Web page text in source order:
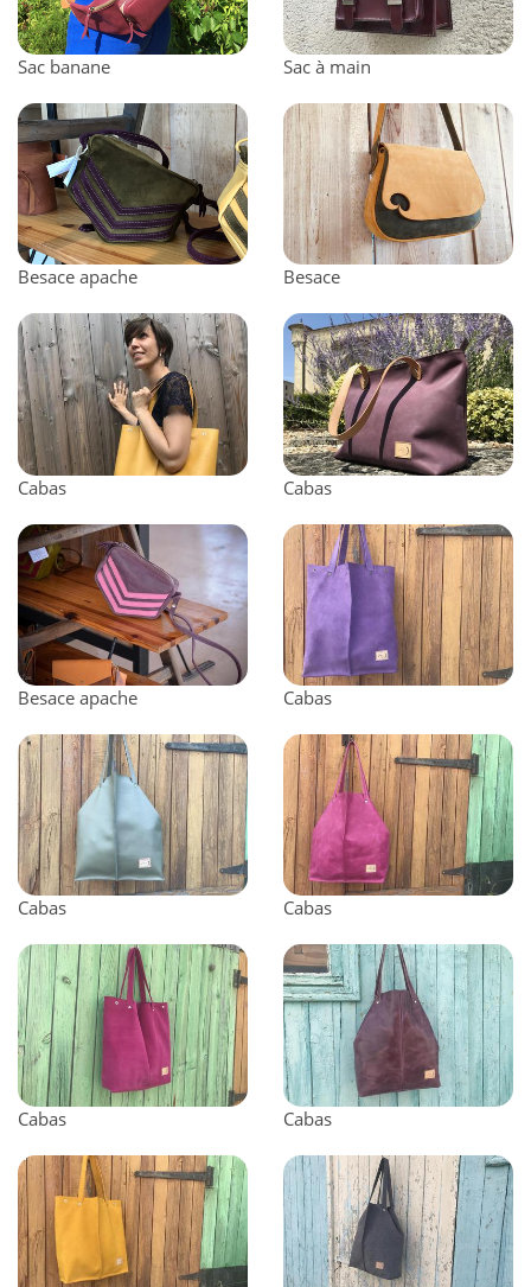
Sac banane Sac à main
Besace apache Besace
Cabas Cabas
Besace apache Cabas
Cabas Cabas
Cabas Cabas